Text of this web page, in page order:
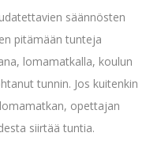
säännösten
pitämään tunteja
lomamatkalla, koulun
tunnin. Jos kuitenkin
opettajan
siirtää tuntia.